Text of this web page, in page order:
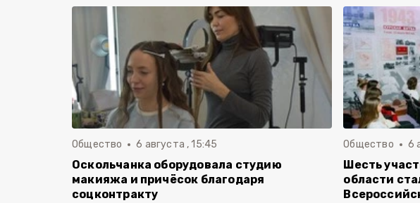
Общество 6 августа , 15:45
Оскольчанка оборудовала студию
макияжа и причёсок благодаря
соцконтракту
Общество 6
Шесть
области